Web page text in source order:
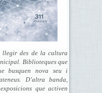
llegir des de la cultura
Biblioteques que
busquen nova seu i
D’altra banda,
que activen